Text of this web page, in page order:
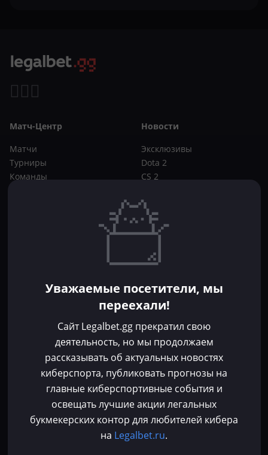
Матч-Центр
Матчи
Турниры
Команды
Новости
Эксклюзивы
Dota 2
CS 2
Букмекеры
CS 2
Фрибеты
Без депозита
Контакты
Пользовательское соглашение
Политика конфиденциальности
Политика в отношении файлов cookie
Согласие на обработку персональных данных
Зарегистрировано Федеральной службой по надзору в сфере связи,
Уважаемые посетители, мы
переехали!
Сайт Legalbet.gg прекратил свою
деятельность, но мы продолжаем
рассказывать об актуальных новостях
киберспорта, публиковать прогнозы на
главные киберспортивные события и
освещать лучшие акции легальных
букмекерских контор для любителей кибера
на Legalbet.ru.